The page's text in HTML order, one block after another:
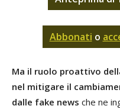
Abbonati o
Ma il ruolo proattivo
nel mitigare il
dalle fake news che ne